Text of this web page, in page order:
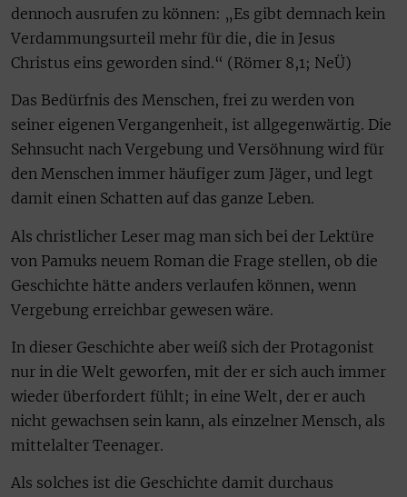
dennoch ausrufen zu können: „Es gibt demnach kein
Verdammungsurteil mehr für die, die in Jesus
Christus eins geworden sind.“ (Römer 8,1; NeÜ)
Das Bedürfnis des Menschen, frei zu werden von
seiner eigenen Vergangenheit, ist allgegenwärtig. Die
Sehnsucht nach Vergebung und Versöhnung wird für
den Menschen immer häufiger zum Jäger, und legt
damit einen Schatten auf das ganze Leben.
Als christlicher Leser mag man sich bei der Lektüre
von Pamuks neuem Roman die Frage stellen, ob die
Geschichte hätte anders verlaufen können, wenn
Vergebung erreichbar gewesen wäre.
In dieser Geschichte aber weiß sich der Protagonist
nur in die Welt geworfen, mit der er sich auch immer
wieder überfordert fühlt; in eine Welt, der er auch
nicht gewachsen sein kann, als einzelner Mensch, als
mittelalter Teenager.
Als solches ist die Geschichte damit durchaus